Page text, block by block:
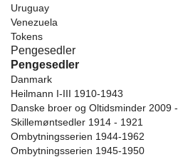
Uruguay
Venezuela
Tokens
Pengesedler
Pengesedler
Danmark
Heilmann I-III 1910-1943
Danske broer og Oltidsminder 2009 -
Skillemøntsedler 1914 - 1921
Ombytningsserien 1944-1962
Ombytningsserien 1945-1950